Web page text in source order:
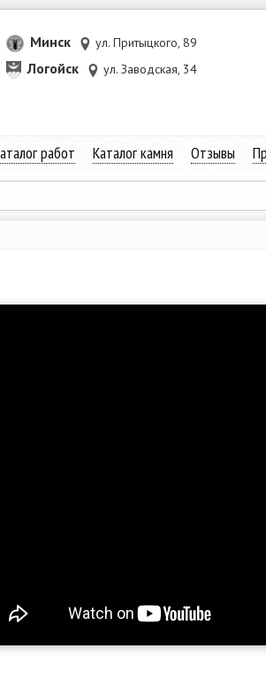
Минск ул. Притыцкого, 89
Логойск ул. Заводская, 34
работ Каталог камня Отзывы